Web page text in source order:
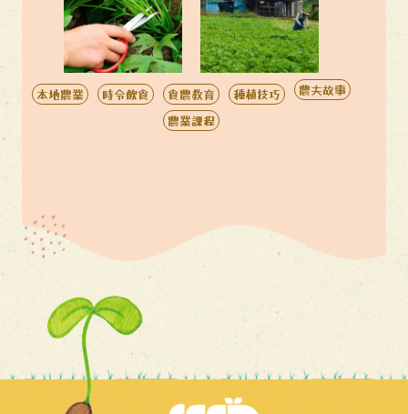
本地農業 時令飲食 食農教育 種植技巧
農夫故事
農業課程